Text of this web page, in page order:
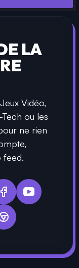
LA
Vidéo,
ou les
ne rien
feed.